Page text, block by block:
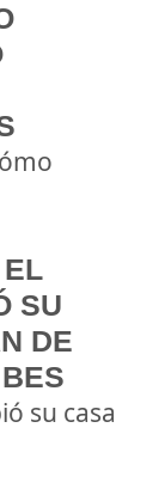
SU
DE
su casa